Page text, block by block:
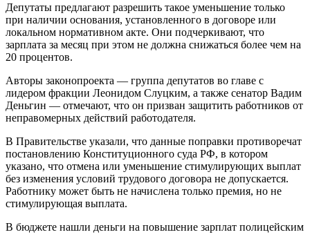
Депутаты предлагают разрешить такое уменьшение только
при наличии основания, установленного в договоре или
локальном нормативном акте. Они подчеркивают, что
зарплата за месяц при этом не должна снижаться более чем на
20 процентов.
Авторы законопроекта — группа депутатов во главе с
лидером фракции Леонидом Слуцким, а также сенатор Вадим
Деньгин — отмечают, что он призван защитить работников от
неправомерных действий работодателя.
В Правительстве указали, что данные поправки противоречат
постановлению Конституционного суда РФ, в котором
указано, что отмена или уменьшение стимулирующих выплат
без изменения условий трудового договора не допускается.
Работнику может быть не начислена только премия, но не
стимулирующая выплата.
В бюджете нашли деньги на повышение зарплат полицейским